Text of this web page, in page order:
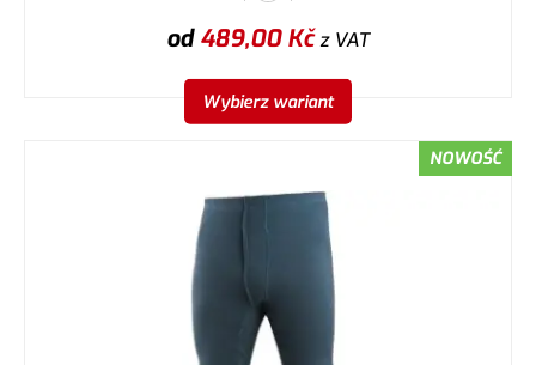
od489,00Kčz VAT
Wybierz wariant
NOWOŚĆ